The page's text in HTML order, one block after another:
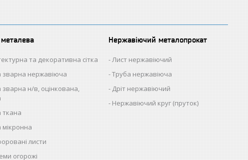
металева
та декоративна сітка
зварна нержавіюча
зварна н/в, оцінкована,
ткана
мікронна
листи
огорожі
Нержавіючий металопрокат
Лист нержавіючий
Труба нержавіюча
Дріт нержавіючий
Нержавіючий круг (пруток)